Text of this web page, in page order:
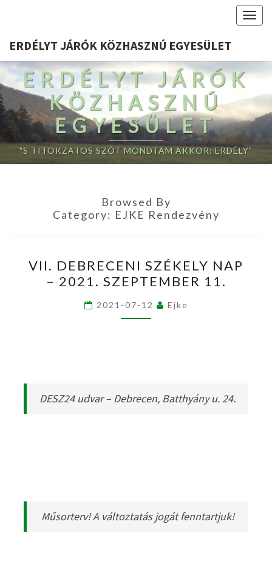
ERDÉLYT JÁRÓK KÖZHASZNÚ EGYESÜLET
ERDÉLYT JÁRÓK
KÖZHASZNÚ
EGYESÜLET
"S TITOKZATOS SZÓT MONDTAM AKKOR: ERDÉLY"
Browsed By
Category: EJKE Rendezvény
DEBRECENI
SZÉKELY
NAP
–
VII. DEBRECENI SZÉKELY NAP
– 2021. SZEPTEMBER 11.
2021-07-12 Ejke
DESZ24 udvar – Debrecen, Batthyány u. 24.
Műsorterv! A változtatás jogát fenntartjuk!